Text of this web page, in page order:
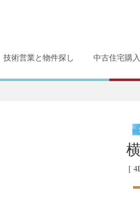
技術営業と物件探し 中古住宅購
［